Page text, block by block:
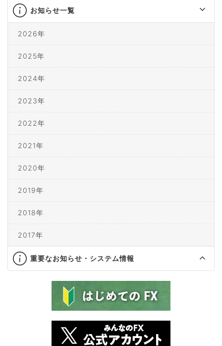
お知らせ一覧
2026年
2025年
2024年
2023年
2022年
2021年
2020年
2019年
2018年
2017年
重要なお知らせ・システム情報